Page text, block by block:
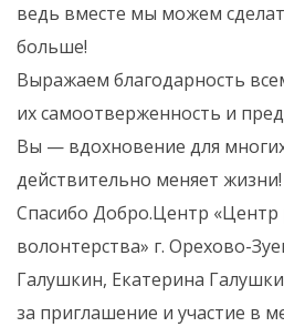
ведь вместе мы можем
больше!
Выражаем благодарность
их самоотверженность и
Вы — вдохновение для
действительно меняет
Спасибо Добро.Центр «Центр
волонтерства» г. Орехово-
Галушкин, Екатерина
за приглашение и участие в